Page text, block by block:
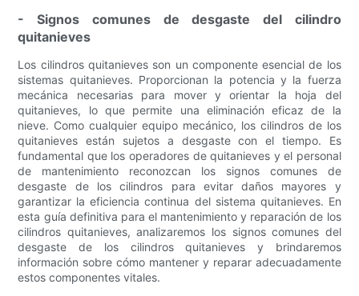
- Signos comunes de desgaste del cilindro
quitanieves
Los cilindros quitanieves son un componente esencial de los
sistemas quitanieves. Proporcionan la potencia y la fuerza
mecánica necesarias para mover y orientar la hoja del
quitanieves, lo que permite una eliminación eficaz de la
nieve. Como cualquier equipo mecánico, los cilindros de los
quitanieves están sujetos a desgaste con el tiempo. Es
fundamental que los operadores de quitanieves y el personal
de mantenimiento reconozcan los signos comunes de
desgaste de los cilindros para evitar daños mayores y
garantizar la eficiencia continua del sistema quitanieves. En
esta guía definitiva para el mantenimiento y reparación de los
cilindros quitanieves, analizaremos los signos comunes del
desgaste de los cilindros quitanieves y brindaremos
información sobre cómo mantener y reparar adecuadamente
estos componentes vitales.